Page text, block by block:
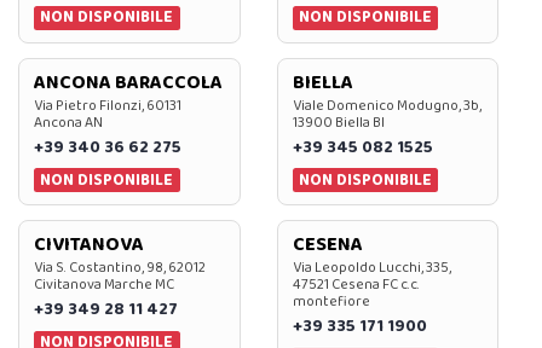
NON DISPONIBILE
NON DISPONIBILE
ANCONA BARACCOLA
Via Pietro Filonzi, 60131
Ancona AN
+39 340 36 62 275
NON DISPONIBILE
BIELLA
Viale Domenico Modugno, 3b,
13900 Biella BI
+39 345 082 1525
NON DISPONIBILE
CIVITANOVA
Via S. Costantino, 98, 62012
Civitanova Marche MC
+39 349 28 11 427
NON DISPONIBILE
CESENA
Via Leopoldo Lucchi, 335,
47521 Cesena FC c.c.
montefiore
+39 335 171 1900